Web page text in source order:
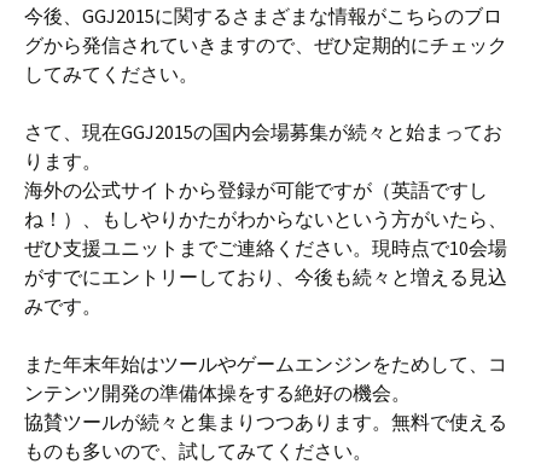
今後、GGJ2015に関するさまざまな情報がこちらのブロ
グから発信されていきますので、ぜひ定期的にチェック
してみてください。
さて、現在GGJ2015の国内会場募集が続々と始まってお
ります。
海外の公式サイトから登録が可能ですが（英語ですし
ね！）、もしやりかたがわからないという方がいたら、
ぜひ支援ユニットまでご連絡ください。現時点で10会場
がすでにエントリーしており、今後も続々と増える見込
みです。
また年末年始はツールやゲームエンジンをためして、コ
ンテンツ開発の準備体操をする絶好の機会。
協賛ツールが続々と集まりつつあります。無料で使える
ものも多いので、試してみてください。